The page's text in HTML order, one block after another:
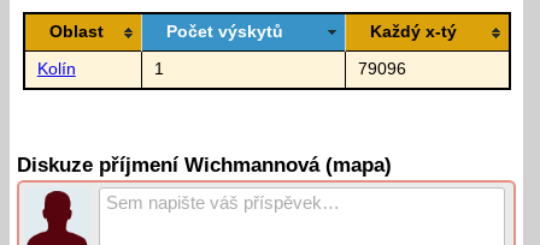
Oblast Počet výskytů Každý x-tý
Kolín 1 79096
Diskuze příjmení Wichmannová (mapa)